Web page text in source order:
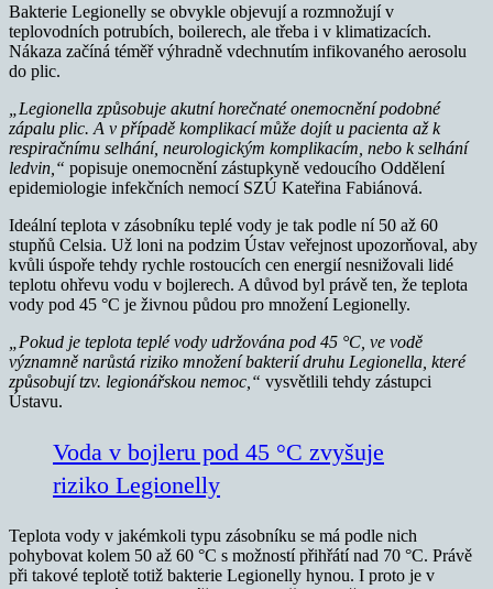
Bakterie Legionelly se obvykle objevují a rozmnožují v
teplovodních potrubích, boilerech, ale třeba i v klimatizacích.
Nákaza začíná téměř výhradně vdechnutím infikovaného aerosolu
do plic.
„Legionella způsobuje akutní horečnaté onemocnění podobné
zápalu plic. A v případě komplikací může dojít u pacienta až k
respiračnímu selhání, neurologickým komplikacím, nebo k selhání
ledvin,“ popisuje onemocnění zástupkyně vedoucího Oddělení
epidemiologie infekčních nemocí SZÚ Kateřina Fabiánová.
Ideální teplota v zásobníku teplé vody je tak podle ní 50 až 60
stupňů Celsia. Už loni na podzim Ústav veřejnost upozorňoval, aby
kvůli úspoře tehdy rychle rostoucích cen energií nesnižovali lidé
teplotu ohřevu vodu v bojlerech. A důvod byl právě ten, že teplota
vody pod 45 °C je živnou půdou pro množení Legionelly.
„Pokud je teplota teplé vody udržována pod 45 °C, ve vodě
významně narůstá riziko množení bakterií druhu Legionella, které
způsobují tzv. legionářskou nemoc,“ vysvětlili tehdy zástupci
Ústavu.
Voda v bojleru pod 45 °C zvyšuje
riziko Legionelly
Teplota vody v jakémkoli typu zásobníku se má podle nich
pohybovat kolem 50 až 60 °C s možností přihřátí nad 70 °C. Právě
při takové teplotě totiž bakterie Legionelly hynou. I proto je v